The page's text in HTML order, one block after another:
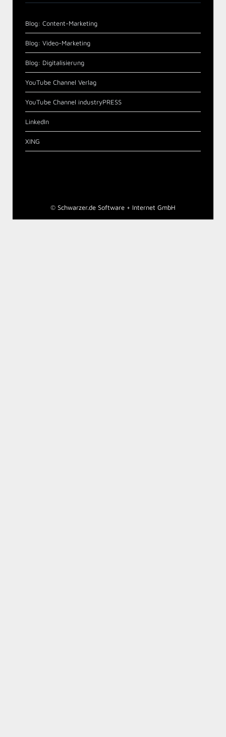
Blog: Content-Marketing
Blog: Video-Marketing
Blog: Digitalisierung
YouTube Channel Verlag
YouTube Channel industryPRESS
LinkedIn
XING
© Schwarzer.de Software + Internet GmbH